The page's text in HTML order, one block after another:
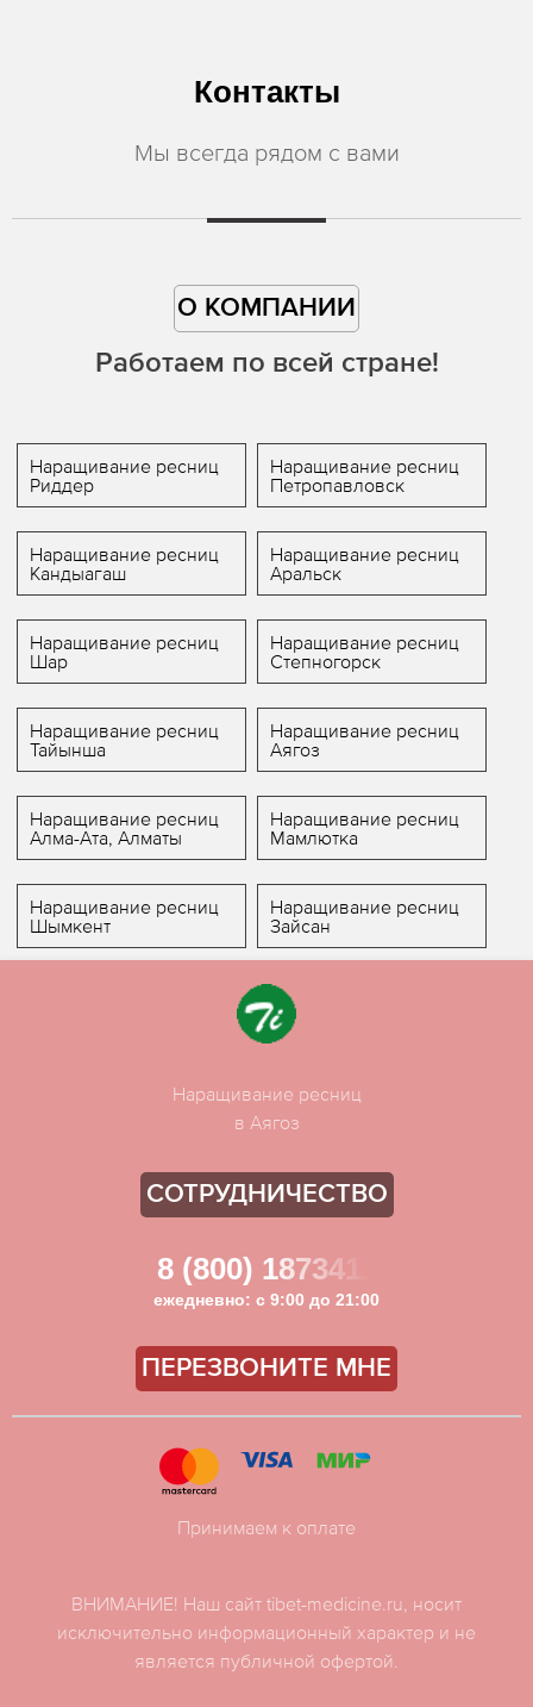
Контакты
Мы всегда рядом с вами
О КОМПАНИИ
Работаем по всей стране!
Наращивание ресниц
Риддер
Наращивание ресниц
Петропавловск
Наращивание ресниц
Кандыагаш
Наращивание ресниц
Аральск
Наращивание ресниц
Шар
Наращивание ресниц
Степногорск
Наращивание ресниц
Тайынша
Наращивание ресниц
Аягоз
Наращивание ресниц
Алма-Ата, Алматы
Наращивание ресниц
Мамлютка
Наращивание ресниц
Шымкент
Наращивание ресниц
Зайсан
Наращивание ресниц
в Аягоз
СОТРУДНИЧЕСТВО
8 (800) 1873411
ежедневно: с 9:00 до 21:00
ПЕРЕЗВОНИТЕ МНЕ
ВНИМАНИЕ! Наш сайт tibet-medicine.ru, носит
исключительно информационный характер и не
является публичной офертой.
Принимаем к оплате